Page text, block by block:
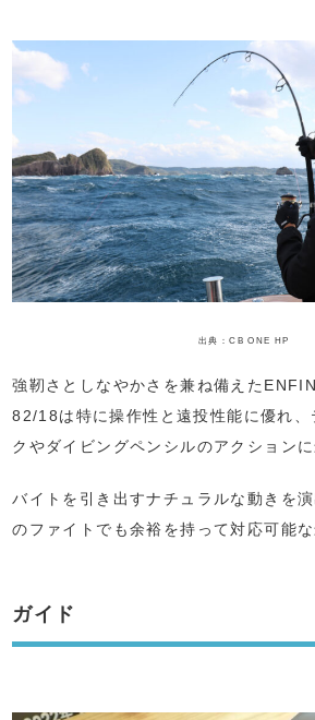
出典：CB ONE HP
強靭さとしなやかさを兼ね備えた
82/18は特に操作性と遠投性能に優れ、
クやダイビングペンシルのアクションに
バイトを引き出すナチュラルな動きを
のファイトでも余裕を持って対応可能
ガイド